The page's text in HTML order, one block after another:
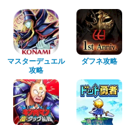
マスターデュエル
攻略
ダフネ攻略